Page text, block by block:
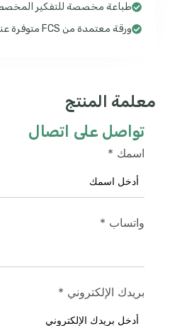
طباعة مخصصة للتفكير المخصص
ورقة معتمدة من FCS متوفرة عند الطلب
معلمة المنتج
تواصل على اتصال
اسمك *
واتساب *
بريدك الإلكتروني *